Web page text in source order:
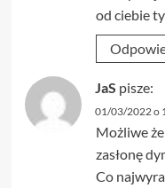
od ciebie
JaS pisze:
01/03/2022 o
Możliwe
zasłonę
Co